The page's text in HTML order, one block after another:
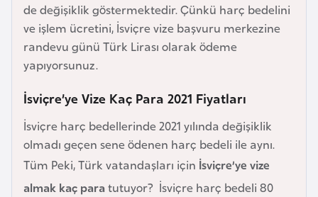
de değişiklik göstermektedir. Çünkü harç bedelini
ve işlem ücretini, İsviçre vize başvuru merkezine
randevu günü Türk Lirası olarak ödeme
yapıyorsunuz.
İsviçre’ye Vize Kaç Para 2021 Fiyatları
İsviçre harç bedellerinde 2021 yılında değişiklik
olmadı geçen sene ödenen harç bedeli ile aynı.
Tüm Peki, Türk vatandaşları için İsviçre’ye vize
almak kaç paratutuyor? İsviçre harç bedeli 80
B
a
n
g
l
a
d
e